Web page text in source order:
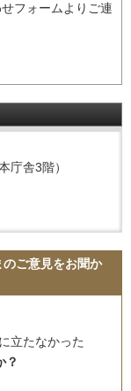
フォームよりご連
庁舎3階）
ご意見をお聞か
立たなかった
？